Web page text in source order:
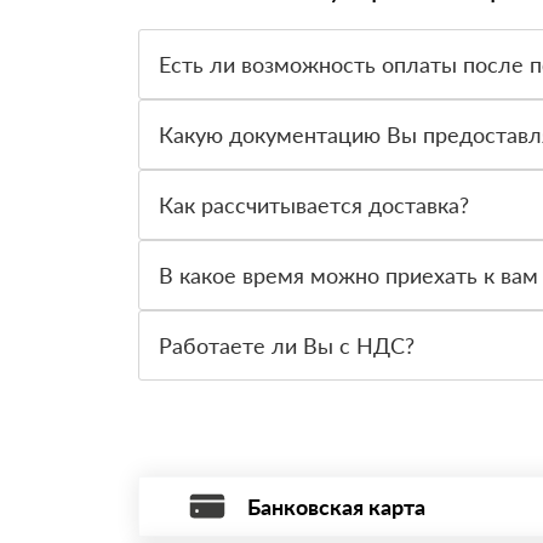
Есть ли возможность оплаты после
вправе от него отказаться.
Какую документацию Вы
Как рассчитывается доставка?
стоимости и сроков доставки, которые
В какое время можно приехать к вам
Работаете ли Вы с НДС?
Банковская карта